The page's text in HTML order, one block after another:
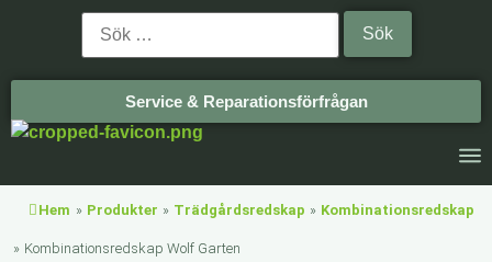
Service & Reparationsförfrågan
Hem » Produkter » Trädgårdsredskap » Kombinationsredskap
» Kombinationsredskap Wolf Garten